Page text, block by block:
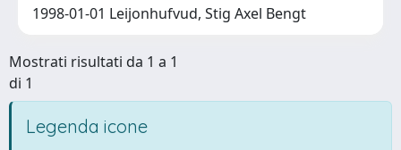
1998-01-01 Leijonhufvud, Stig Axel Bengt
Mostrati risultati da 1 a 1
di 1
Legenda icone